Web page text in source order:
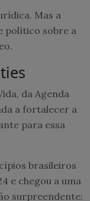
Mas a
político sobre a
da Agenda
a fortalecer a
para essa
brasileiros
e chegou a uma
surpreendente: